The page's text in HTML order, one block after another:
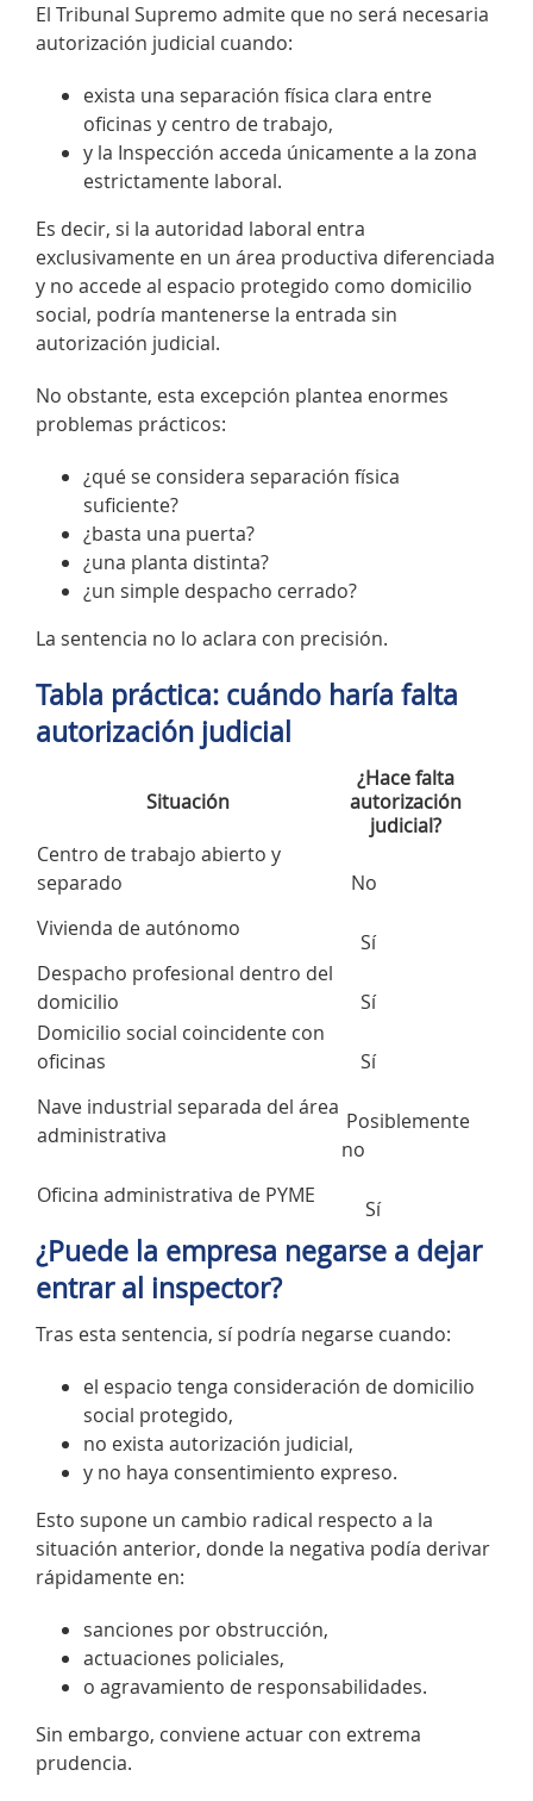
El Tribunal Supremo admite que no será necesaria
autorización judicial cuando:
exista una separación física clara entre
oficinas y centro de trabajo,
y la Inspección acceda únicamente a la zona
estrictamente laboral.
Es decir, si la autoridad laboral entra
exclusivamente en un área productiva diferenciada
y no accede al espacio protegido como domicilio
social, podría mantenerse la entrada sin
autorización judicial.
No obstante, esta excepción plantea enormes
problemas prácticos:
¿qué se considera separación física
suficiente?
¿basta una puerta?
¿una planta distinta?
¿un simple despacho cerrado?
La sentencia no lo aclara con precisión.
Tabla práctica: cuándo haría falta
autorización judicial
Situación
¿Hace falta
autorización
judicial?
Centro de trabajo abierto y
separado
No
Vivienda de autónomo
Sí
Despacho profesional dentro del
domicilio
Sí
Domicilio social coincidente con
oficinas
Sí
Nave industrial separada del área
administrativa
Posiblemente
no
Oficina administrativa de PYME
Sí
¿Puede la empresa negarse a dejar
entrar al inspector?
Tras esta sentencia, sí podría negarse cuando:
el espacio tenga consideración de domicilio
social protegido,
no exista autorización judicial,
y no haya consentimiento expreso.
Esto supone un cambio radical respecto a la
situación anterior, donde la negativa podía derivar
rápidamente en:
sanciones por obstrucción,
actuaciones policiales,
o agravamiento de responsabilidades.
Sin embargo, conviene actuar con extrema
prudencia.